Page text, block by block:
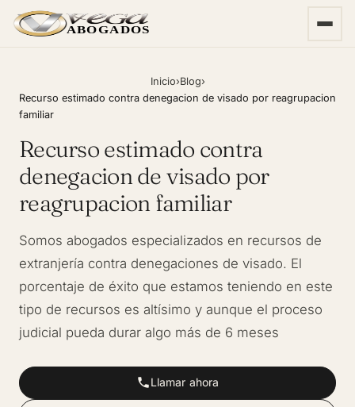
ABOGADOS
Inicio›Blog›
Recurso estimado contra denegacion de visado por reagrupacion
familiar
Recurso estimado contra
denegacion de visado por
reagrupacion familiar
Somos abogados especializados en recursos de
extranjería contra denegaciones de visado. El
porcentaje de éxito que estamos teniendo en este
tipo de recursos es altísimo y aunque el proceso
judicial pueda durar algo más de 6 meses
Llamar ahora